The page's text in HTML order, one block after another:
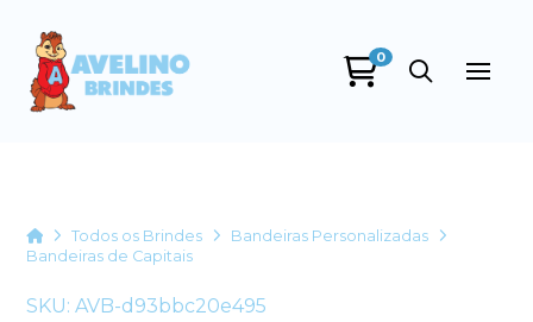
0
HomeTodos os Brindes
Bandeiras Personalizadas
Bandeiras de Capitais
SKU: AVB-d93bbc20e495